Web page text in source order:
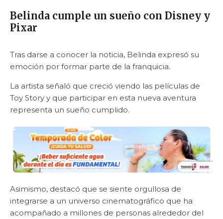
Belinda cumple un sueño con Disney y
Pixar
Tras darse a conocer la noticia, Belinda expresó su
emoción por formar parte de la franquicia.
La artista señaló que creció viendo las películas de
Toy Story y que participar en esta nueva aventura
representa un sueño cumplido.
Asimismo, destacó que se siente orgullosa de
integrarse a un universo cinematográfico que ha
acompañado a millones de personas alrededor del